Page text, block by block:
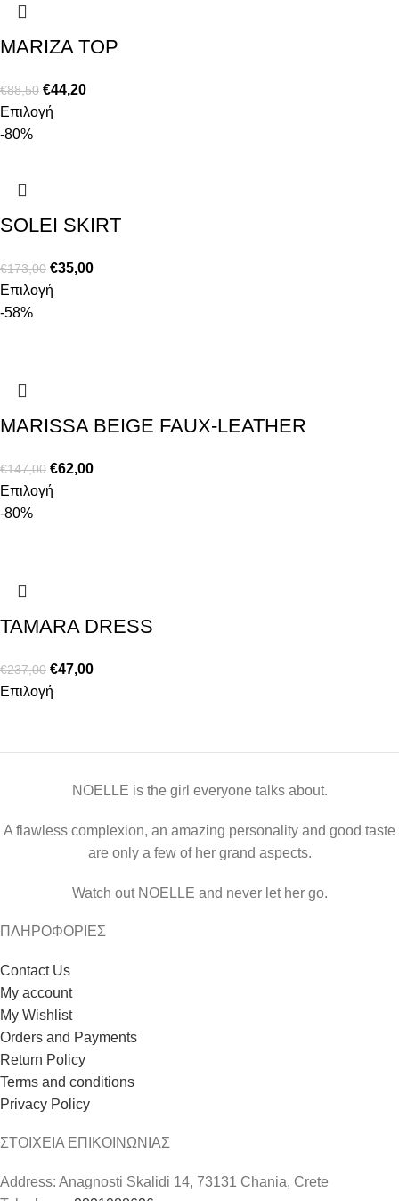
MARIZA TOP
€88,50 €44,20
Επιλογή
-80%
SOLEI SKIRT
€173,00 €35,00
Επιλογή
-58%
MARISSA BEIGE FAUX-LEATHER
€147,00 €62,00
Επιλογή
-80%
TAMARA DRESS
€237,00 €47,00
Επιλογή
NOELLE is the girl everyone talks about.
A flawless complexion, an amazing personality and good taste
are only a few of her grand aspects.
Watch out NOELLE and never let her go.
ΠΛΗΡΟΦΟΡΙΕΣ
Contact Us
My account
My Wishlist
Orders and Payments
Return Policy
Terms and conditions
Privacy Policy
ΣΤΟΙΧΕΙΑ ΕΠΙΚΟΙΝΩΝΙΑΣ
Address: Anagnosti Skalidi 14, 73131 Chania, Crete